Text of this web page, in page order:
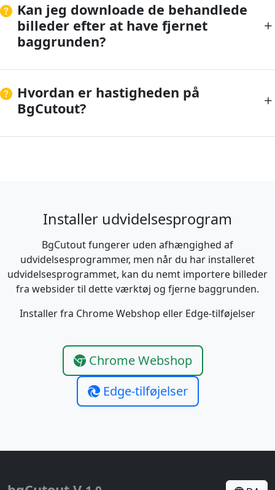
Kan jeg downloade de behandlede
billeder efter at have fjernet
baggrunden?
Hvordan er hastigheden på
BgCutout?
Installer udvidelsesprogram
BgCutout fungerer uden afhængighed af
udvidelsesprogrammer, men når du har installeret
udvidelsesprogrammet, kan du nemt importere billeder
fra websider til dette værktøj og fjerne baggrunden.
Installer fra Chrome Webshop eller Edge-tilføjelser
Chrome Webshop
Edge-tilføjelser